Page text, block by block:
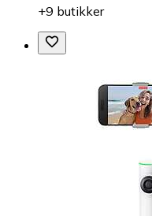
+9 butikker